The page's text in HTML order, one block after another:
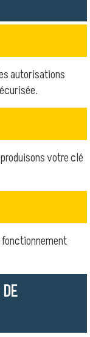
autorisations
votre clé
fonctionnement